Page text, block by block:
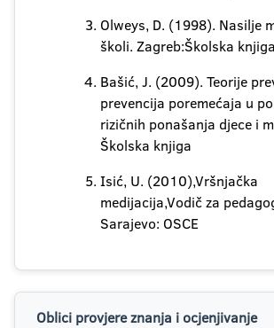
Olweys, D. (1998). Nasilje
školi. Zagreb:Školska knjiga
Bašić, J. (2009). Teorije
prevencija poremećaja u
rizičnih ponašanja djece i
Školska knjiga
Isić, U. (2010),Vršnjačka
medijacija,Vodič za
Sarajevo: OSCE
Oblici provjere znanja i ocjenjivanje